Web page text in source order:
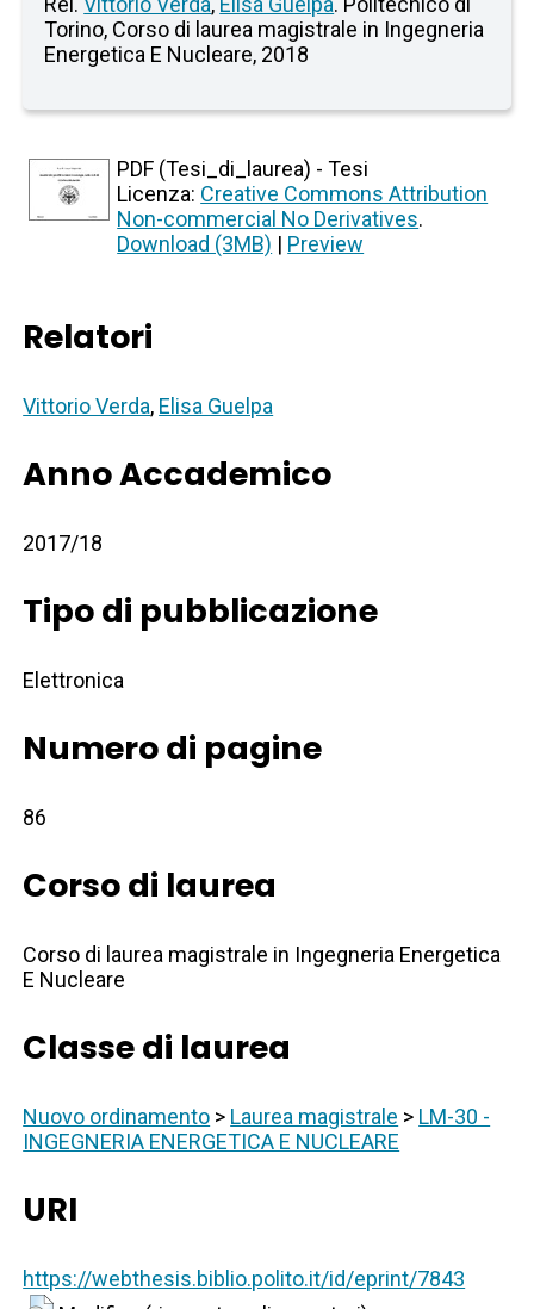
Torino, Corso di laurea magistrale in Ingegneria
Energetica E Nucleare, 2018
PDF (Tesi_di_laurea) - Tesi
Licenza: Creative Commons Attribution
Non-commercial No Derivatives.
Download (3MB) | Preview
Relatori
Vittorio Verda, Elisa Guelpa
Anno Accademico
2017/18
Tipo di pubblicazione
Elettronica
Numero di pagine
86
Corso di laurea
Corso di laurea magistrale in Ingegneria Energetica
E Nucleare
Classe di laurea
Nuovo ordinamento > Laurea magistrale > LM-30 -
INGEGNERIA ENERGETICA E NUCLEARE
URI
https://webthesis.biblio.polito.it/id/eprint/7843